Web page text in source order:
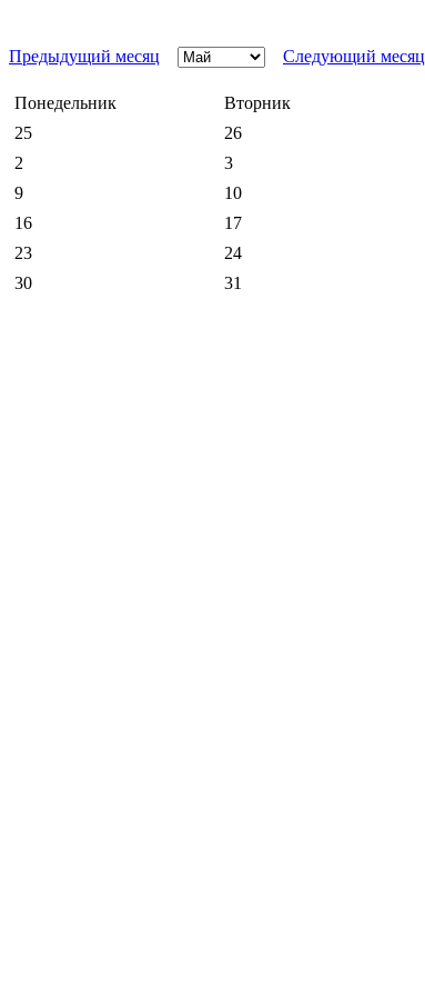
Предыдущий месяц
Следующий месяц
Понедельник Вторник
25
26
2
3
9
10
16
17
23
24
30
31